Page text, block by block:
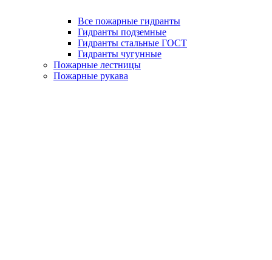
Все пожарные гидранты
Гидранты подземные
Гидранты стальные ГОСТ
Гидранты чугунные
Пожарные лестницы
Пожарные рукава